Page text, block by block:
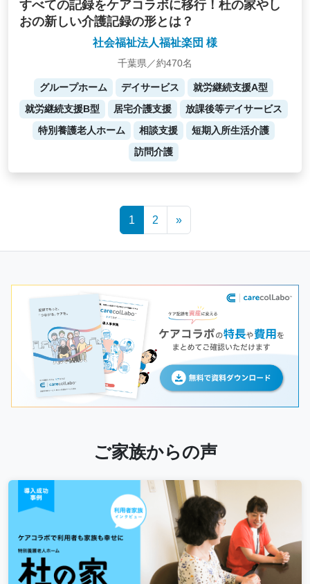
すべての記録をケアコラボに移行！杜の家やし
おの新しい介護記録の形とは？
社会福祉法人福祉楽団 様
千葉県／約470名
グループホーム デイサービス
就労継続支援A型
就労継続支援B型
居宅介護支援
放課後等デイサービス
特別養護老人ホーム
相談支援
短期入所生活介護
訪問介護
1 2 »
ご家族からの声